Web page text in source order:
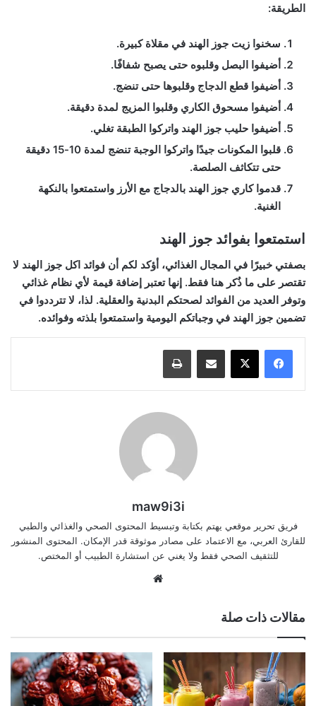
الطريقة:
سخنوا زيت جوز الهند في مقلاة كبيرة.
أضيفوا البصل وقلبوه حتى يصبح شفافًا.
أضيفوا قطع الدجاج وقلبوها حتى تنضج.
أضيفوا مسحوق الكاري وقلبوا المزيج لمدة دقيقة.
أضيفوا حليب جوز الهند واتركوا الطبقة تغلي.
قلبوا المكونات جيدًا واتركوا الوجبة تنضج لمدة 10-15 دقيقة
حتى تتكاثف الصلصة.
قدموا كاري جوز الهند بالدجاج مع الأرز واستمتعوا بالنكهة
الغنية.
استمتعوا بفوائد جوز الهند
بصفتي خبيرًا في المجال الغذائي، أؤكد لكم أن فوائد اكل جوز الهند لا
تقتصر على ما ذُكر هنا فقط. إنها تعتبر إضافة قيمة لأي نظام غذائي
وتوفر العديد من الفوائد لصحتكم البدنية والعقلية. لذا، لا تترددوا في
تضمين جوز الهند في وجباتكم اليومية واستمتعوا بلذته وفوائده.
مشاركة عبر البريد طباعة
maw9i3i
فريق تحرير موقعي يهتم بكتابة وتبسيط المحتوى الصحي والغذائي والطبي
للقارئ العربي، مع الاعتماد على مصادر موثوقة قدر الإمكان. المحتوى المنشور
للتثقيف الصحي فقط ولا يغني عن استشارة الطبيب أو المختص.
مقالات ذات صلة